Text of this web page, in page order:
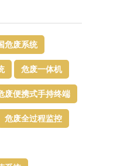
危废系统
危废一体机
废便携式手持终端
危废全过程监控